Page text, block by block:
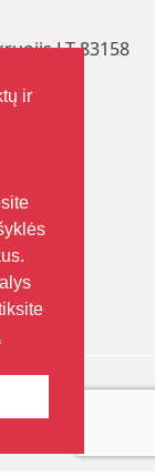
LT-83158
ir
ir